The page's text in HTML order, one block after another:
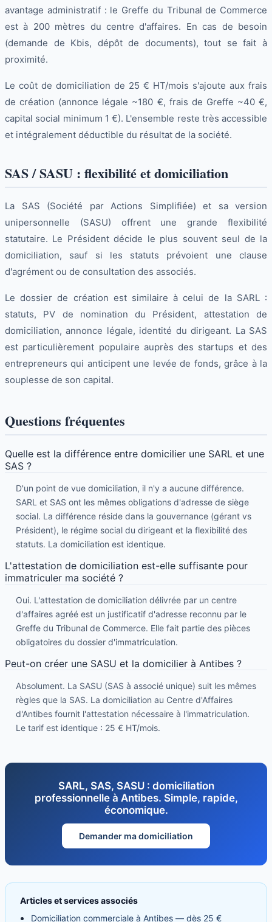
avantage administratif : le Greffe du Tribunal de Commerce
est à 200 mètres du centre d'affaires. En cas de besoin
(demande de Kbis, dépôt de documents), tout se fait à
proximité.
Le coût de domiciliation de 25 € HT/mois s'ajoute aux frais
de création (annonce légale ~180 €, frais de Greffe ~40 €,
capital social minimum 1 €). L'ensemble reste très accessible
et intégralement déductible du résultat de la société.
SAS / SASU : flexibilité et domiciliation
La SAS (Société par Actions Simplifiée) et sa version
unipersonnelle (SASU) offrent une grande flexibilité
statutaire. Le Président décide le plus souvent seul de la
domiciliation, sauf si les statuts prévoient une clause
d'agrément ou de consultation des associés.
Le dossier de création est similaire à celui de la SARL :
statuts, PV de nomination du Président, attestation de
domiciliation, annonce légale, identité du dirigeant. La SAS
est particulièrement populaire auprès des startups et des
entrepreneurs qui anticipent une levée de fonds, grâce à la
souplesse de son capital.
Questions fréquentes
Quelle est la différence entre domicilier une SARL et une
SAS ?
D'un point de vue domiciliation, il n'y a aucune différence.
SARL et SAS ont les mêmes obligations d'adresse de siège
social. La différence réside dans la gouvernance (gérant vs
Président), le régime social du dirigeant et la flexibilité des
statuts. La domiciliation est identique.
L'attestation de domiciliation est-elle suffisante pour
immatriculer ma société ?
Oui. L'attestation de domiciliation délivrée par un centre
d'affaires agréé est un justificatif d'adresse reconnu par le
Greffe du Tribunal de Commerce. Elle fait partie des pièces
obligatoires du dossier d'immatriculation.
Peut-on créer une SASU et la domicilier à Antibes ?
Absolument. La SASU (SAS à associé unique) suit les mêmes
règles que la SAS. La domiciliation au Centre d'Affaires
d'Antibes fournit l'attestation nécessaire à l'immatriculation.
Le tarif est identique : 25 € HT/mois.
SARL, SAS, SASU : domiciliation
professionnelle à Antibes. Simple, rapide,
économique.
Demander ma domiciliation
Articles et services associés
Domiciliation commerciale à Antibes — dès 25 €